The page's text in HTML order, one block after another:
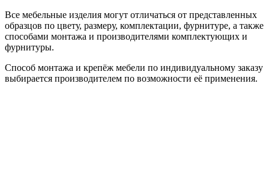
Все мебельные изделия могут отличаться от представленных
образцов по цвету, размеру, комплектации, фурнитуре, а также
способами монтажа и производителями комплектующих и
фурнитуры.
Способ монтажа и крепёж мебели по индивидуальному заказу
выбирается производителем по возможности её применения.